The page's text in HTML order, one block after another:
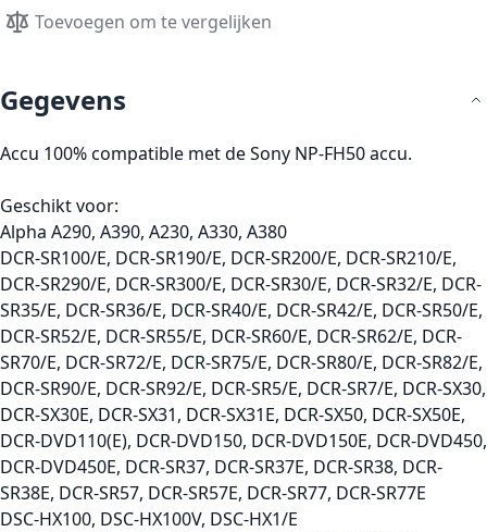
Toevoegen om te vergelijken
Gegevens
Accu 100% compatible met de Sony NP-FH50 accu.
Geschikt voor:
Alpha A290, A390, A230, A330, A380
DCR-SR100/E, DCR-SR190/E, DCR-SR200/E, DCR-SR210/E,
DCR-SR290/E, DCR-SR300/E, DCR-SR30/E, DCR-SR32/E, DCR-
SR35/E, DCR-SR36/E, DCR-SR40/E, DCR-SR42/E, DCR-SR50/E,
DCR-SR52/E, DCR-SR55/E, DCR-SR60/E, DCR-SR62/E, DCR-
SR70/E, DCR-SR72/E, DCR-SR75/E, DCR-SR80/E, DCR-SR82/E,
DCR-SR90/E, DCR-SR92/E, DCR-SR5/E, DCR-SR7/E, DCR-SX30,
DCR-SX30E, DCR-SX31, DCR-SX31E, DCR-SX50, DCR-SX50E,
DCR-DVD110(E), DCR-DVD150, DCR-DVD150E, DCR-DVD450,
DCR-DVD450E, DCR-SR37, DCR-SR37E, DCR-SR38, DCR-
SR38E, DCR-SR57, DCR-SR57E, DCR-SR77, DCR-SR77E
DSC-HX100, DSC-HX100V, DSC-HX1/E